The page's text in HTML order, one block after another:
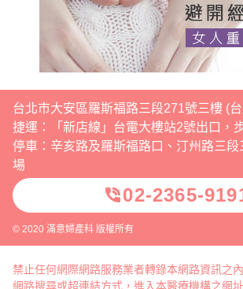
台北市大安區羅斯福路三段271號三樓 (
捷運：「新店線」台電大樓站2號出口，
停車：辛亥路及羅斯福路口、汀州路三
場
phone_in_talk02-2365-
© 2020 滿意婦產科 版權所有
禁止任何網際網路服務業者轉錄本網路資訊之
網路搜尋或超連結方式，進入本醫療機構之網